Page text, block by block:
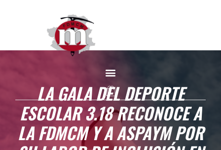
LA GALA DEL DEPORTE
ESCOLAR 3.18 RECONOCE A
LA FDMCM Y A ASPAYM POR